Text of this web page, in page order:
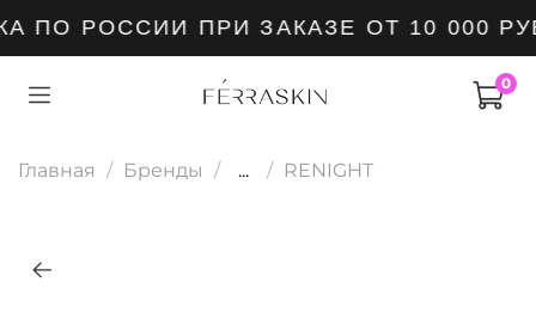
ПО РОССИИ ПРИ ЗАКАЗЕ ОТ 10 000
0
Главная Бренды ... RENIGHT